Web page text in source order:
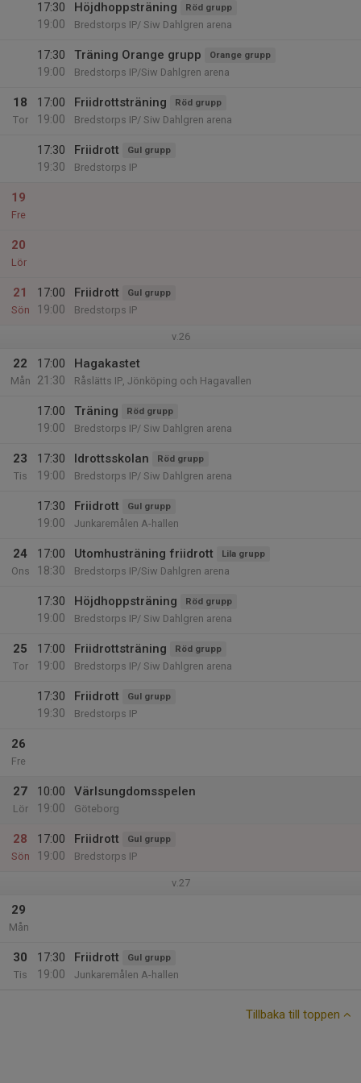
17:30
19:00
Höjdhoppsträning Röd grupp
Bredstorps IP/ Siw Dahlgren arena
17:30
19:00
Träning Orange grupp Orange grupp
Bredstorps IP/Siw Dahlgren arena
18
Tor
17:00
19:00
Friidrottsträning Röd grupp
Bredstorps IP/ Siw Dahlgren arena
17:30
19:30
Friidrott Gul grupp
Bredstorps IP
19
Fre
20
Lör
21
Sön
17:00
19:00
Friidrott Gul grupp
Bredstorps IP
v.26
22
Mån
17:00
21:30
Hagakastet
Råslätts IP, Jönköping och Hagavallen
17:00
19:00
Träning Röd grupp
Bredstorps IP/ Siw Dahlgren arena
23
Tis
17:30
19:00
Idrottsskolan Röd grupp
Bredstorps IP/ Siw Dahlgren arena
17:30
19:00
Friidrott Gul grupp
Junkaremålen A-hallen
24
Ons
17:00
18:30
Utomhusträning friidrott Lila grupp
Bredstorps IP/Siw Dahlgren arena
17:30
19:00
Höjdhoppsträning Röd grupp
Bredstorps IP/ Siw Dahlgren arena
25
Tor
17:00
19:00
Friidrottsträning Röd grupp
Bredstorps IP/ Siw Dahlgren arena
17:30
19:30
Friidrott Gul grupp
Bredstorps IP
26
Fre
27
Lör
10:00
19:00
Värlsungdomsspelen
Göteborg
28
Sön
17:00
19:00
Friidrott Gul grupp
Bredstorps IP
v.27
29
Mån
30
Tis
17:30
19:00
Friidrott Gul grupp
Junkaremålen A-hallen
Tillbaka till toppen